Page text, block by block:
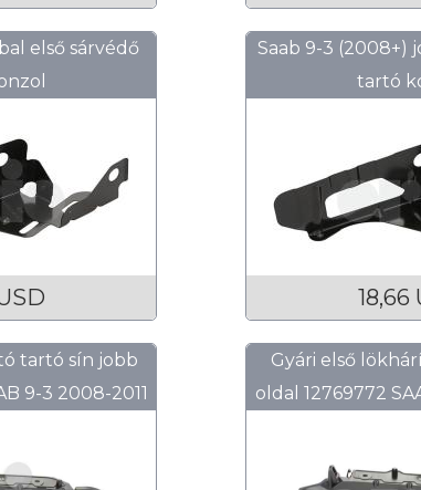
első sárvédő
Saab 9-3 (2008+)
tartó
18,66
tartó sín jobb
9-3 2008-2011
Gyári első
oldal 12769772